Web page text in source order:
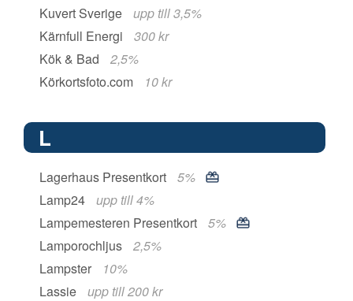
Kuvert Sverige
upp till 3,5%
Kärnfull Energi
300 kr
Kök & Bad
2,5%
Körkortsfoto.com
10 kr
L
Lagerhaus Presentkort
5%
Lamp24
upp till 4%
Lampemesteren Presentkort
5%
Lamporochljus
2,5%
Lampster
10%
Lassie
upp till 200 kr